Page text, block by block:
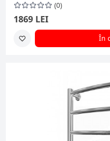
(0)
1869 LEI
În